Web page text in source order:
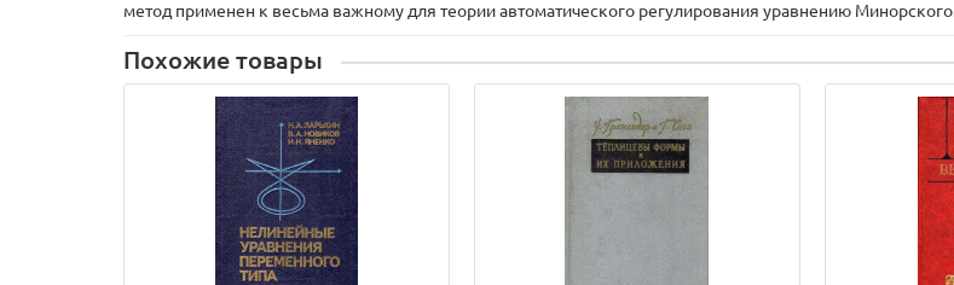
метод применен к весьма важному для теории автоматического регулирования уравнению
Похожие товары